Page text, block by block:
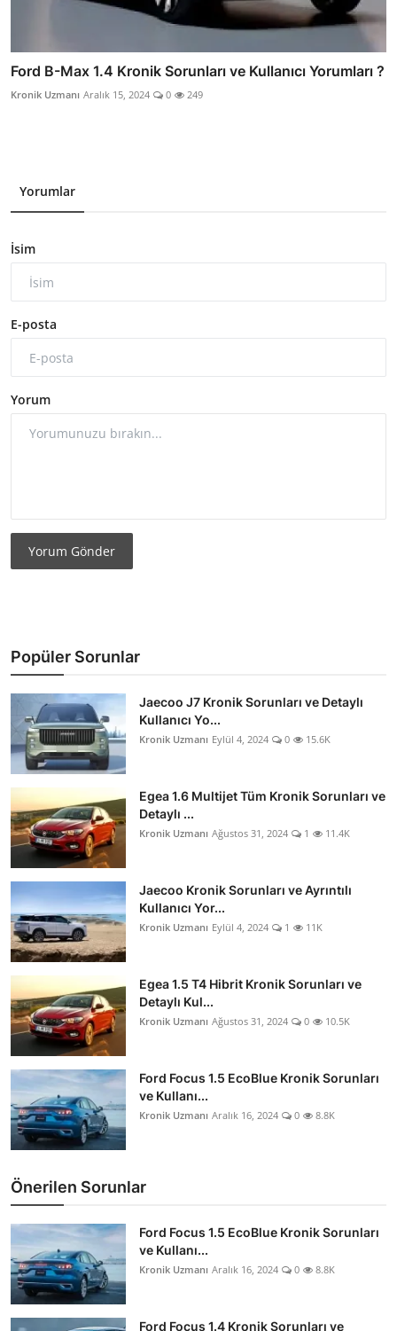
Ford B-Max 1.4 Kronik Sorunları ve Kullanıcı Yorumları ?
Kronik Uzmanı Aralık 15, 2024 0 249
Yorumlar
İsim
E-posta
Yorum
Yorum Gönder
Popüler Sorunlar
Jaecoo J7 Kronik Sorunları ve Detaylı
Kullanıcı Yo...
Kronik Uzmanı Eylül 4, 2024 0 15.6K
Egea 1.6 Multijet Tüm Kronik Sorunları ve
Detaylı ...
Kronik Uzmanı Ağustos 31, 2024 1 11.4K
Jaecoo Kronik Sorunları ve Ayrıntılı
Kullanıcı Yor...
Kronik Uzmanı Eylül 4, 2024 1 11K
Egea 1.5 T4 Hibrit Kronik Sorunları ve
Detaylı Kul...
Kronik Uzmanı Ağustos 31, 2024 0 10.5K
Ford Focus 1.5 EcoBlue Kronik Sorunları
ve Kullanı...
Kronik Uzmanı Aralık 16, 2024 0 8.8K
Önerilen Sorunlar
Ford Focus 1.5 EcoBlue Kronik Sorunları
ve Kullanı...
Kronik Uzmanı Aralık 16, 2024 0 8.8K
Ford Focus 1.4 Kronik Sorunları ve